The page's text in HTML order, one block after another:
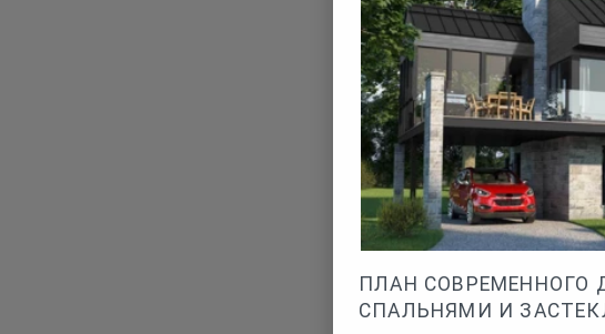
ПЛАН СОВРЕМЕННОГО
СПАЛЬНЯМИ И